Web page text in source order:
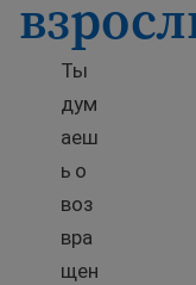
Ты
дум
аеш
ь о
воз
вра
щен